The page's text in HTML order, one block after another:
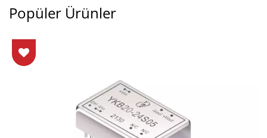
Popüler Ürünler